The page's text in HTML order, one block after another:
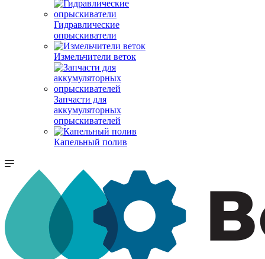
Гидравлические
опрыскиватели
Измельчители веток
Запчасти для
аккумуляторных
опрыскивателей
Капельный полив